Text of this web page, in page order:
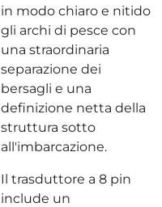
in modo chiaro e nitido
gli archi di pesce con
una straordinaria
separazione dei
bersagli e una
definizione netta della
struttura sotto
all'imbarcazione.
Il trasduttore a 8 pin
include un